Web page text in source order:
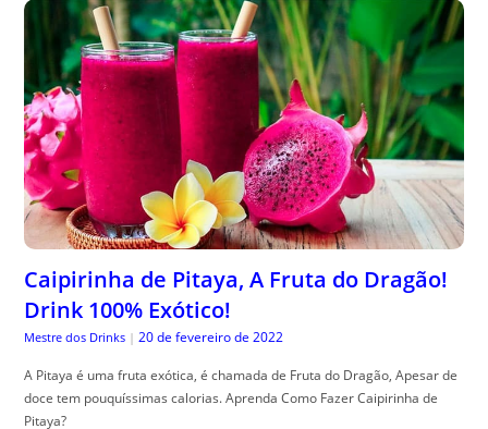
Caipirinha de Pitaya, A Fruta do Dragão!
Drink 100% Exótico!
Mestre dos Drinks | 20 de fevereiro de 2022
A Pitaya é uma fruta exótica, é chamada de Fruta do Dragão, Apesar de
doce tem pouquíssimas calorias. Aprenda Como Fazer Caipirinha de
Pitaya?